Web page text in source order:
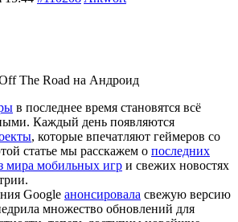
The Road на Андроид
в последнее время становятся всё
Каждый день появляются
, которые впечатляют геймеров со
статье мы расскажем о последних
мира мобильных игр и свежих новостях
Google анонсировала свежую версию
множество обновлений для